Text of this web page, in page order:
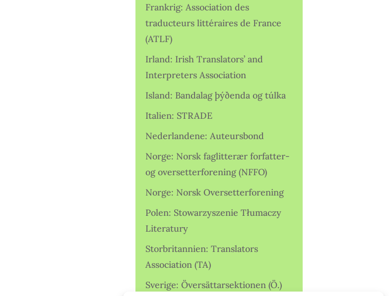
Frankrig: Association des
traducteurs littéraires de France
(ATLF)
Irland: Irish Translators’ and
Interpreters Association
Island: Bandalag þýðenda og túlka
Italien: STRADE
Nederlandene: Auteursbond
Norge: Norsk faglitterær forfatter-
og oversetterforening (NFFO)
Norge: Norsk Oversetterforening
Polen: Stowarzyszenie Tłumaczy
Literatury
Storbritannien: Translators
Association (TA)
Sverige: Översättarsektionen (Ö.)